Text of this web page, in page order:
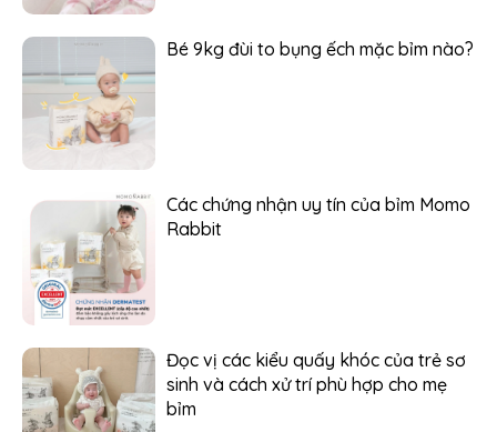
Bé 9kg đùi to bụng ếch mặc bỉm nào?
Các chứng nhận uy tín của bỉm Momo
Rabbit
Đọc vị các kiểu quấy khóc của trẻ sơ
sinh và cách xử trí phù hợp cho mẹ
bỉm